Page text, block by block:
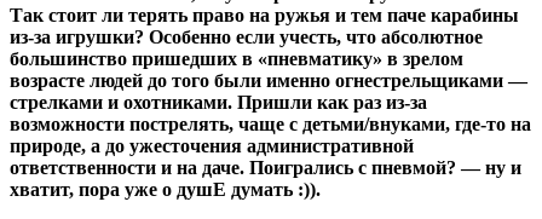
Так стоит ли терять право на ружья и тем паче карабины
из-за игрушки? Особенно если учесть, что абсолютное
большинство пришедших в «пневматику» в зрелом
возрасте людей до того были именно огнестрельщиками —
стрелками и охотниками. Пришли как раз из-за
возможности пострелять, чаще с детьми/внуками, где-то на
природе, а до ужесточения административной
ответственности и на даче. Поигрались с пневмой? — ну и
хватит, пора уже о душЕ думать :)).